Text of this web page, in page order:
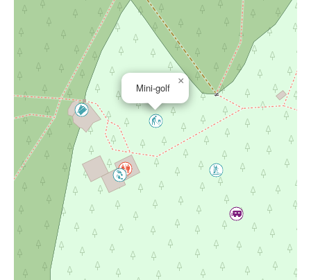
Mini-golf
×